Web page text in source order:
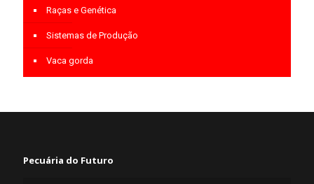
Raças e Genética
Sistemas de Produção
Vaca gorda
Pecuária do Futuro